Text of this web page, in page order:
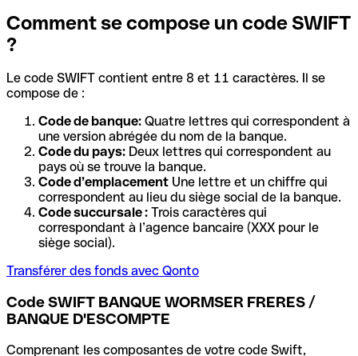
Comment se compose un code SWIFT
?
Le code SWIFT contient entre 8 et 11 caractères. Il se
compose de :
Code de banque: Quatre lettres qui correspondent à
une version abrégée du nom de la banque.
Code du pays: Deux lettres qui correspondent au
pays où se trouve la banque.
Code d’emplacement Une lettre et un chiffre qui
correspondent au lieu du siège social de la banque.
Code succursale : Trois caractères qui
correspondant à l’agence bancaire (XXX pour le
siège social).
Transférer des fonds avec Qonto
Code SWIFT BANQUE WORMSER FRERES /
BANQUE D'ESCOMPTE
Comprenant les composantes de votre code Swift,